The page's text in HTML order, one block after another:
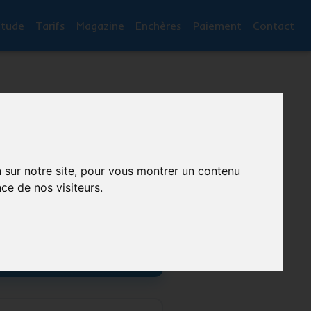
notre site, pour vous montrer un contenu
de nos visiteurs.
Tarifs Magazine Enchères Paiement Contact
commissaires de justice
juridiquement votre
situation